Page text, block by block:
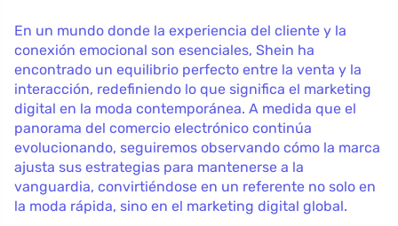
En un mundo donde la experiencia del cliente y la
conexión emocional son esenciales, Shein ha
encontrado un equilibrio perfecto entre la venta y la
interacción, redefiniendo lo que significa el marketing
digital en la moda contemporánea. A medida que el
panorama del comercio electrónico continúa
evolucionando, seguiremos observando cómo la marca
ajusta sus estrategias para mantenerse a la
vanguardia, convirtiéndose en un referente no solo en
la moda rápida, sino en el marketing digital global.